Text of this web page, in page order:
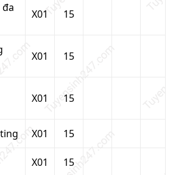
X01 15
X01 15
X01 15
X01 15
X01 15